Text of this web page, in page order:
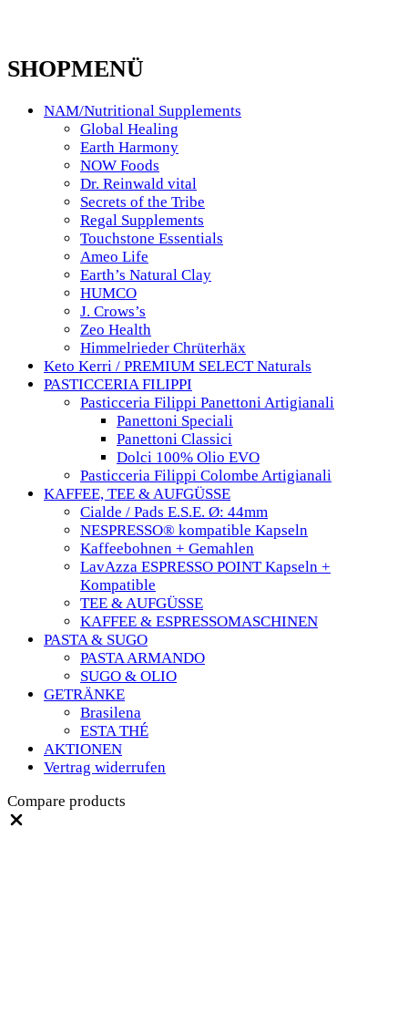
SHOPMENÜ
NAM/Nutritional Supplements
Global Healing
Earth Harmony
NOW Foods
Dr. Reinwald vital
Secrets of the Tribe
Regal Supplements
Touchstone Essentials
Ameo Life
Earth’s Natural Clay
HUMCO
J. Crows’s
Zeo Health
Himmelrieder Chrüterhäx
Keto Kerri / PREMIUM SELECT Naturals
PASTICCERIA FILIPPI
Pasticceria Filippi Panettoni Artigianali
Panettoni Speciali
Panettoni Classici
Dolci 100% Olio EVO
Pasticceria Filippi Colombe Artigianali
KAFFEE, TEE & AUFGÜSSE
Cialde / Pads E.S.E. Ø: 44mm
NESPRESSO® kompatible Kapseln
Kaffeebohnen + Gemahlen
LavAzza ESPRESSO POINT Kapseln +
Kompatible
TEE & AUFGÜSSE
KAFFEE & ESPRESSOMASCHINEN
PASTA & SUGO
PASTA ARMANDO
SUGO & OLIO
GETRÄNKE
Brasilena
ESTA THÉ
AKTIONEN
Vertrag widerrufen
Compare products